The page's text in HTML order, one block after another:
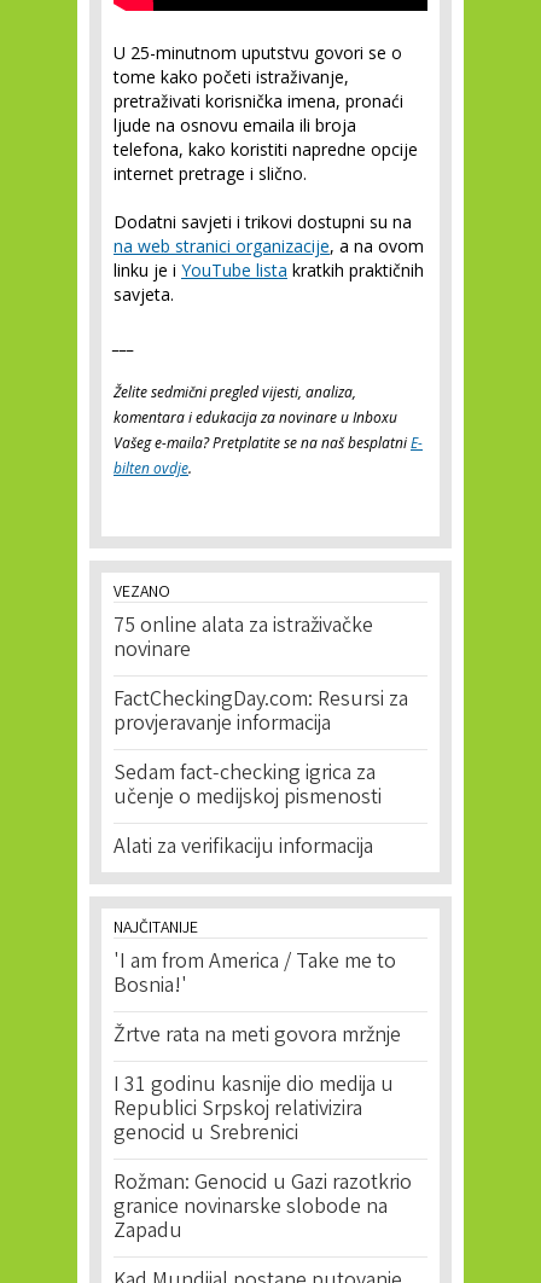
U 25-minutnom uputstvu govori se o
tome kako početi istraživanje,
pretraživati korisnička imena, pronaći
ljude na osnovu emaila ili broja
telefona, kako koristiti napredne opcije
internet pretrage i slično.
Dodatni savjeti i trikovi dostupni su na
na web stranici organizacije, a na ovom
linku je i YouTube lista kratkih praktičnih
savjeta.
Želite sedmični pregled vijesti, analiza,
komentara i edukacija za novinare u Inboxu
Vašeg e-maila? Pretplatite se na naš besplatniE-
bilten ovdje.
VEZANO
75 online alata za istraživačke
novinare
FactCheckingDay.com: Resursi za
provjeravanje informacija
Sedam fact-checking igrica za
učenje o medijskoj pismenosti
Alati za verifikaciju informacija
NAJČITANIJE
'I am from America / Take me to
Bosnia!'
Žrtve rata na meti govora mržnje
I 31 godinu kasnije dio medija u
Republici Srpskoj relativizira
genocid u Srebrenici
Rožman: Genocid u Gazi razotkrio
granice novinarske slobode na
Zapadu